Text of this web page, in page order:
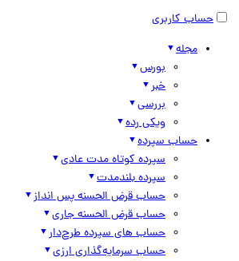
حساب کاربری
مجله
بورس
خبر
بررسی
ویکی رده
حساب سپرده
سپرده کوتاه مدت عادی
سپرده بلندمدت
حساب قرض الحسنه پس انداز
حساب قرض الحسنه جاری
حساب های سپرده طرح‌دار
حساب سرمایه‌گذاری ارزی